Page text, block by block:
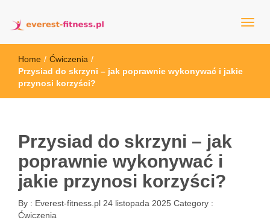
everest-fitness.pl
Home / Ćwiczenia /
Przysiad do skrzyni – jak poprawnie wykonywać i jakie
przynosi korzyści?
Przysiad do skrzyni – jak
poprawnie wykonywać i
jakie przynosi korzyści?
By : Everest-fitness.pl 24 listopada 2025 Category :
Ćwiczenia